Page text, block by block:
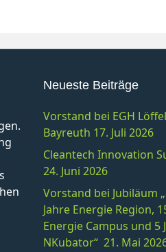
Neueste Beiträge
Vorstand bei EGH
Bayreuth 17. Juli 2026
Cleantech Innovation
24. Juni 2026
Vorstand bei Jubiläum
Jahre Energie Region,
Energie Campus und 5
NKubator“ 21. Mai